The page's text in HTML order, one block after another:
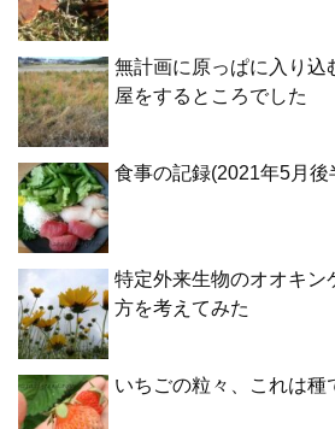
無計画に原っぱに入り込
屋をするところでした
食事の記録(2021年5月後
特定外来生物のオオキン
方を考えてみた
いちごの粒々、これは種